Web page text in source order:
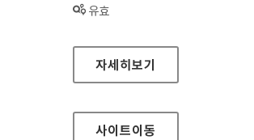
상태 :
유효
공공용주파수 수요관리 시스템
자세히보기
사이트이동